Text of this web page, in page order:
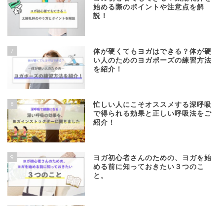
始める際のポイントや注意点を解
説！
7
体が硬くてもヨガはできる？体が硬
い人のためのヨガポーズの練習方法
を紹介！
8
忙しい人にこそオススメする深呼吸
で得られる効果と正しい呼吸法をご
紹介！
9
ヨガ初心者さんのための、ヨガを始
める前に知っておきたい３つのこ
と。